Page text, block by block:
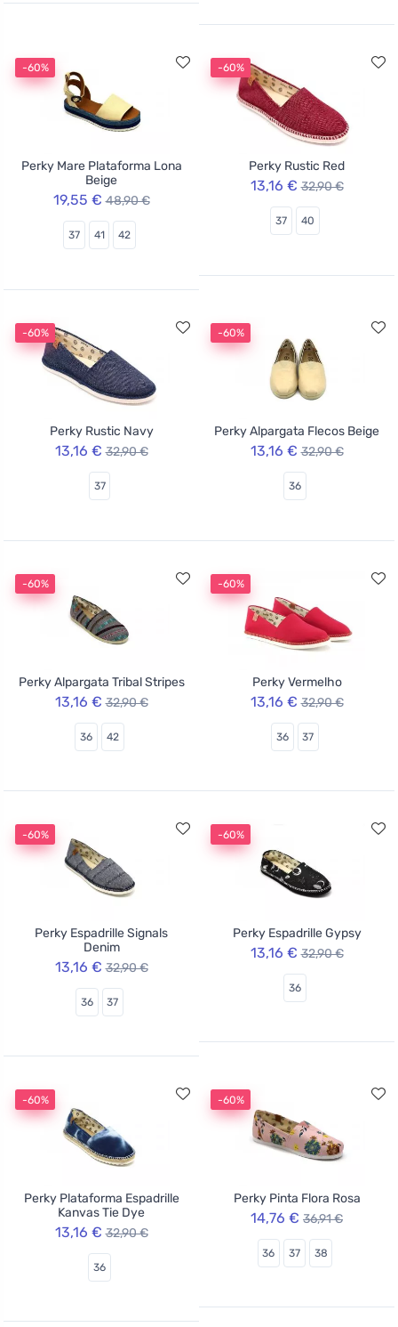
-60%
Perky Mare Plataforma Lona
Beige
19,55 € 48,90 €
37 41 42
-60%
Perky Rustic Red
13,16 € 32,90 €
37 40
-60%
Perky Rustic Navy
13,16 € 32,90 €
37
-60%
Perky Alpargata Flecos Beige
13,16 € 32,90 €
36
-60%
Perky Alpargata Tribal Stripes
13,16 € 32,90 €
36 42
-60%
Perky Vermelho
13,16 € 32,90 €
36 37
-60%
Perky Espadrille Signals
Denim
13,16 € 32,90 €
36 37
-60%
Perky Espadrille Gypsy
13,16 € 32,90 €
36
-60%
Perky Plataforma Espadrille
Kanvas Tie Dye
13,16 € 32,90 €
36
-60%
Perky Pinta Flora Rosa
14,76 € 36,91 €
36 37 38